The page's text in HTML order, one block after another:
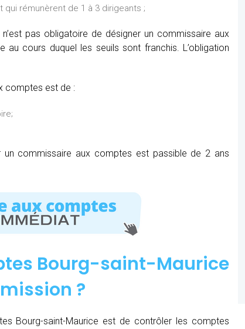
rémunèrent de 1 à 3 dirigeants ;
pas obligatoire de désigner un commissaire aux
cours duquel les seuils sont franchis. L’obligation
comptes est de :
un commissaire aux comptes est passible de 2 ans
Bourg-saint-Maurice
?
Bourg-saint-Maurice est de contrôler les comptes